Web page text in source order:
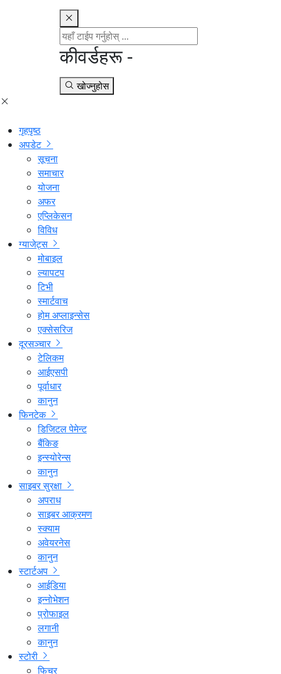
कीवर्डहरू -
खोज्नुहोस
गृहपृष्ठ
अपडेट
सूचना
समाचार
योजना
अफर
एप्लिकेसन
विविध
ग्याजेट्स
मोबाइल
ल्यापटप
टिभी
स्मार्टवाच
होम अप्लाइन्सेस
एक्सेसरिज
दूरसञ्चार
टेलिकम
आईएसपी
पूर्वाधार
कानुन
फिनटेक
डिजिटल पेमेन्ट
बैंकिङ
इन्स्योरेन्स
कानुन
साइबर सुरक्षा
अपराध
साइबर आक्रमण
स्क्याम
अवेयरनेस
कानुन
स्टार्टअप
आईडिया
इन्नोभेशन
प्रोफाइल
लगानी
कानुन
स्टोरी
फिचर